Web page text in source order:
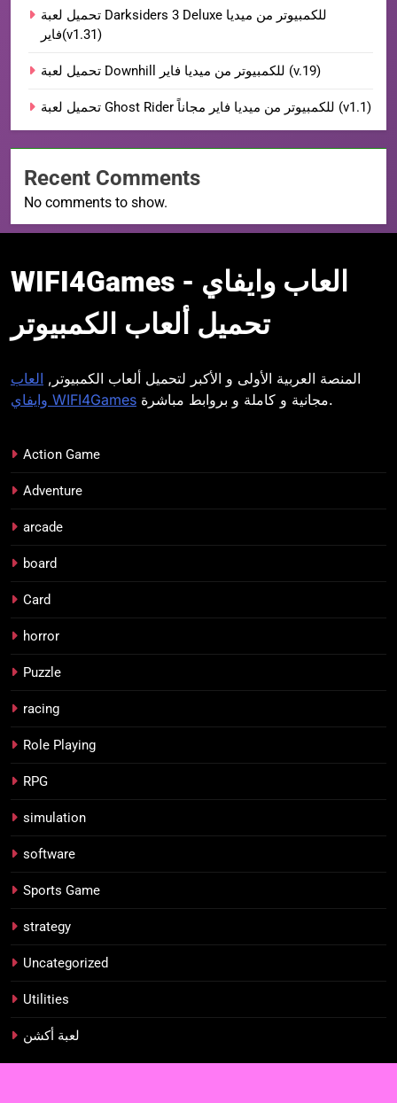
تحميل لعبة Darksiders 3 Deluxe للكمبيوتر من ميديا
فاير(v1.31)
تحميل لعبة Downhill للكمبيوتر من ميديا فاير (v.19)
تحميل لعبة Ghost Rider للكمبيوتر من ميديا فاير مجاناً (v1.1)
Recent Comments
No comments to show.
WIFI4Games العاب
وايفايWIFI4Games العاب وايفاي -
تحميل ألعاب الكمبيوتر
المنصة العربية الأولى و الأكبر لتحميل ألعاب الكمبيوتر, العاب
وايفاي WIFI4Games
مجانية و كاملة و بروابط مباشرة.
Action Game
Adventure
arcade
board
Card
horror
Puzzle
racing
Role Playing
RPG
simulation
software
Sports Game
strategy
Uncategorized
Utilities
لعبة أكشن